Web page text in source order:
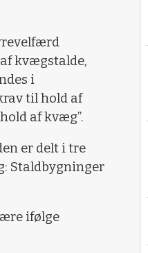
kvægstalde,
i
til hold af
af kvæg”.
er delt i tre
Staldbygninger
ifølge